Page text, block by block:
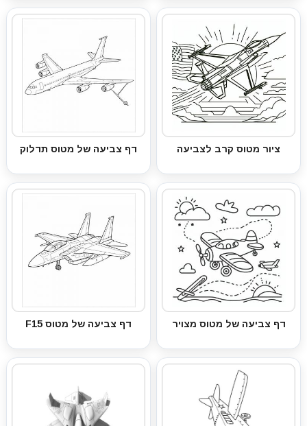
ציור מטוס קרב לצביעה דף צביעה של מטוס תדלוק
דף צביעה של מטוס מצויר דף צביעה של מטוס F15